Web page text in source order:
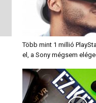
Több mint 1 millió
el, a Sony mégsem